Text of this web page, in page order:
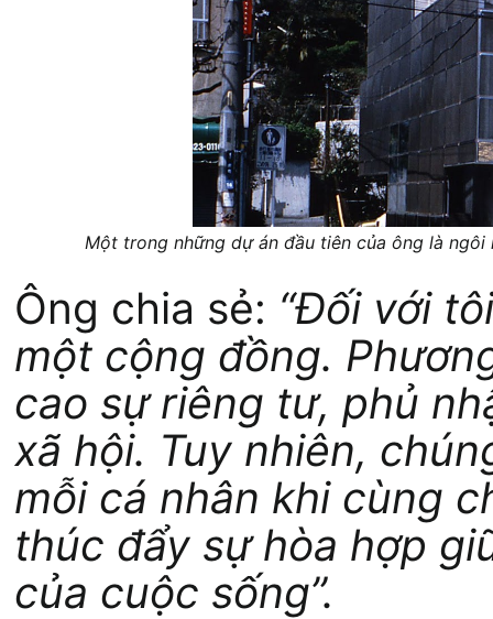
Một trong những dự án đầu tiên của ông là ngôi
Ông chia sẻ: “Đối với
một cộng đồng.
cao sự riêng tư, phủ
xã hội. Tuy nhiên,
mỗi cá nhân khi cùng
thúc đẩy sự hòa hợp
của cuộc sống”.